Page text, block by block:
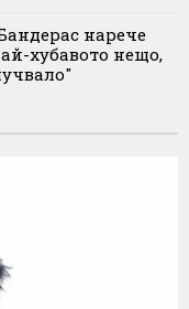
нарече
хубавото нещо,